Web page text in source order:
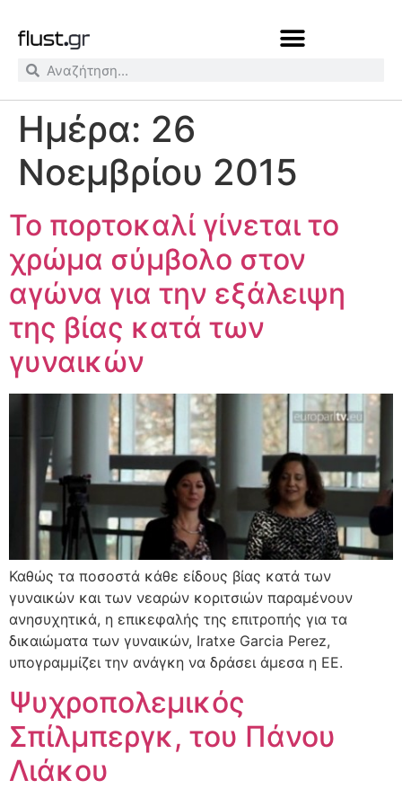
Ημέρα: 26
Νοεμβρίου 2015
Το πορτοκαλί γίνεται το
χρώμα σύμβολο στον
αγώνα για την εξάλειψη
της βίας κατά των
γυναικών
Καθώς τα ποσοστά κάθε είδους βίας κατά των
γυναικών και των νεαρών κοριτσιών παραμένουν
ανησυχητικά, η επικεφαλής της επιτροπής για τα
δικαιώματα των γυναικών, Iratxe Garcia Perez,
υπογραμμίζει την ανάγκη να δράσει άμεσα η ΕΕ.
Ψυχροπολεμικός
Σπίλμπεργκ, του Πάνου
Λιάκου